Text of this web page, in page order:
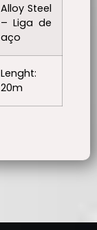
Alloy Steel
– Liga de
aço
Lenght:
20m